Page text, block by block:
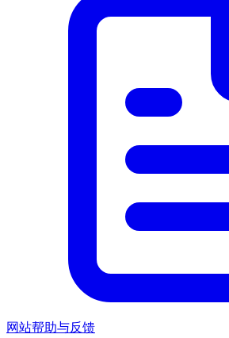
网站帮助与反馈